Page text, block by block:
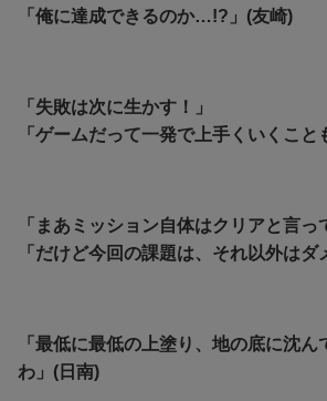
「俺に達成できるのか…!?」(友崎)
「失敗は次に生かす！」
「ゲームだって一発で上手くいくこ
「まあミッション自体はクリアと言っ
「だけど今回の課題は、それ以外はダ
「最低に最低の上塗り、地の底に沈
わ」(日南)